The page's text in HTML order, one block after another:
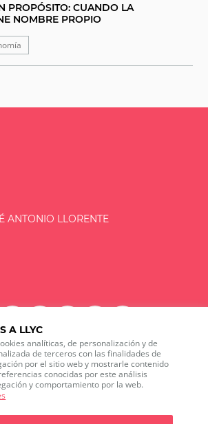
A LLYC
analíticas, de personalización y de
de terceros con las finalidades de
por el sitio web y mostrarle contenido
conocidas por este análisis
y comportamiento por la web.
PROPÓSITO: CUANDO LA
NOMBRE PROPIO
ANTONIO LLORENTE
derechos reservados
ES EN
Suite 2125 Miami, Florida 33131